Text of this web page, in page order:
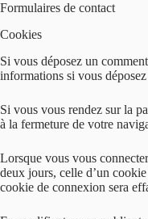
Formulaires de contact
Cookies
Si vous déposez un
informations si vous
Si vous vous rendez sur la
à la fermeture de votre
Lorsque vous vous
deux jours, celle d’un
cookie de connexion sera